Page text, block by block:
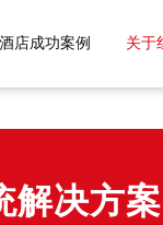
污污
酒店成功案例 关于
解决方案